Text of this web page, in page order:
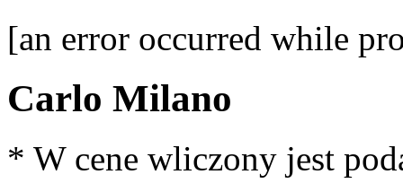
[an error occurred while
Carlo Milano
* W cene wliczony jest